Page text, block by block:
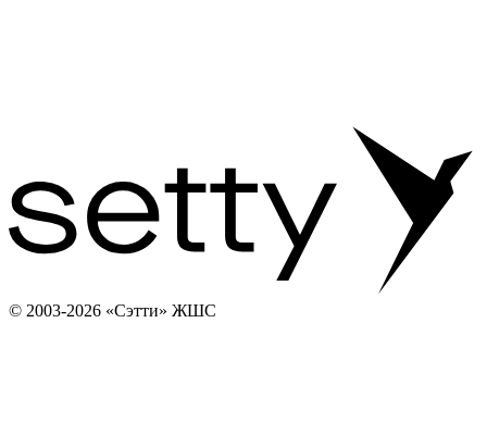
© 2003-2026 «Сэтти» ЖШС